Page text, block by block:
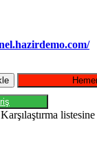
Karşılaştırma